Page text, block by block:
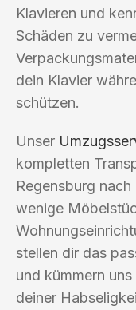
Klavieren und
Schäden zu
dein Klavier
schützen.
Unser
kompletten
Regensburg
wenige
stellen dir das
und kümmern
deiner